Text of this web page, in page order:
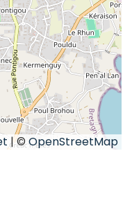
|©OpenStreetMap